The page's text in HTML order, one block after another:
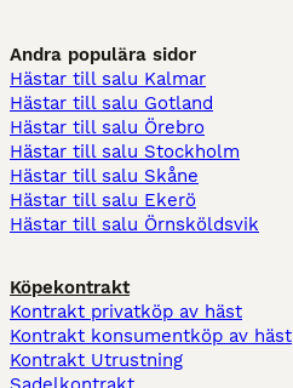
Andra populära sidor
Hästar till salu Kalmar
Hästar till salu Gotland
Hästar till salu Örebro
Hästar till salu Stockholm
Hästar till salu Skåne
Hästar till salu Ekerö
Hästar till salu Örnsköldsvik
Köpekontrakt
Kontrakt privatköp av häst
Kontrakt konsumentköp av häst
Kontrakt Utrustning